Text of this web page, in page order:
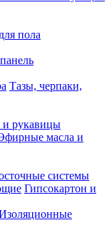
пола
Тазы, черпаки,
рукавицы
масла и
системы
Гипсокартон и